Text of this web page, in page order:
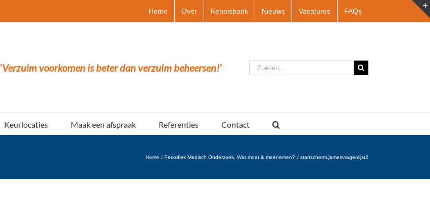
Home Over Kennisbank Nieuws Vacatures FAQs
‘Verzuim voorkomen is beter dan verzuim beheersen!’
Zoeken
naar:
Keurlocaties Maak een afspraak Referenties Contact
Home Periodiek Medisch Onderzoek, Wat moet ik meenemen? startscherm.jamesvragenlijst2